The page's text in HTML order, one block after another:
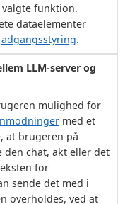
funktion.
dataelementer
adgangsstyring.
LLM-server og
mulighed for
med et
at brugeren på
chat, akt eller det
for
sende det med i
overholdes, ved at